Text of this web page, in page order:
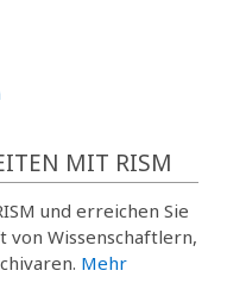
MIT RISM
und erreichen Sie
von Wissenschaftlern,
Mehr